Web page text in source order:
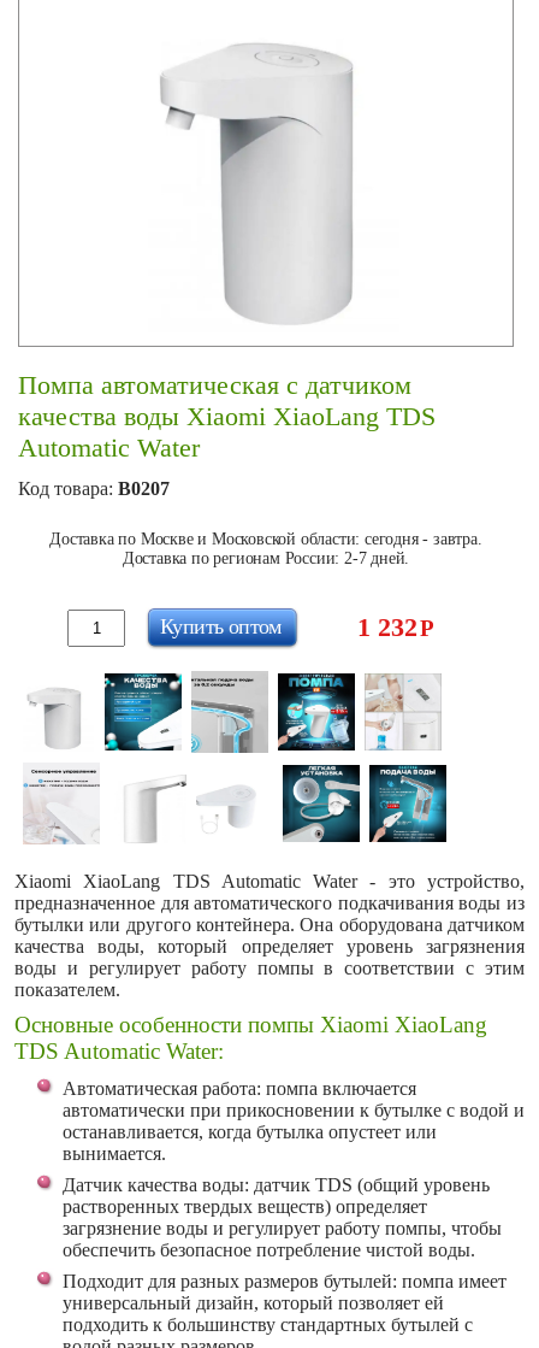
Помпа автоматическая с датчиком
качества воды Xiaomi XiaoLang TDS
Automatic Water
Код товара: B0207
Доставка по Москве и Московской области: сегодня - завтра.
Доставка по регионам России: 2-7 дней.
1 232Р
Купить оптом
Xiaomi XiaoLang TDS Automatic Water - это устройство,
предназначенное для автоматического подкачивания воды из
бутылки или другого контейнера. Она оборудована датчиком
качества воды, который определяет уровень загрязнения
воды и регулирует работу помпы в соответствии с этим
показателем.
Основные особенности помпы Xiaomi XiaoLang
TDS Automatic Water:
Автоматическая работа: помпа включается
автоматически при прикосновении к бутылке с водой и
останавливается, когда бутылка опустеет или
вынимается.
Датчик качества воды: датчик TDS (общий уровень
растворенных твердых веществ) определяет
загрязнение воды и регулирует работу помпы, чтобы
обеспечить безопасное потребление чистой воды.
Подходит для разных размеров бутылей: помпа имеет
универсальный дизайн, который позволяет ей
подходить к большинству стандартных бутылей с